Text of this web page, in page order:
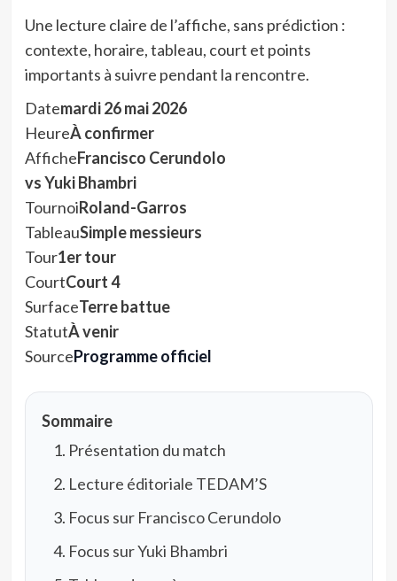
Une lecture claire de l’affiche, sans prédiction :
contexte, horaire, tableau, court et points
importants à suivre pendant la rencontre.
Datemardi 26 mai 2026
HeureÀ confirmer
AfficheFrancisco Cerundolo
vs Yuki Bhambri
TournoiRoland-Garros
TableauSimple messieurs
Tour1er tour
CourtCourt 4
SurfaceTerre battue
StatutÀ venir
SourceProgramme officiel
Sommaire
Présentation du match
Lecture éditoriale TEDAM’S
Focus sur Francisco Cerundolo
Focus sur Yuki Bhambri